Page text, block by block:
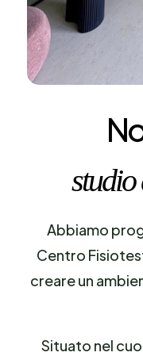
Abbiamo
Centro
creare un
Situato nel